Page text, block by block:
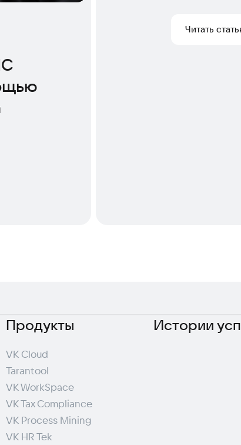
Читать
Продукты
VK Cloud
Tarantool
VK WorkSpace
VK Tax Compliance
VK Process Mining
VK HR Tek
Истории